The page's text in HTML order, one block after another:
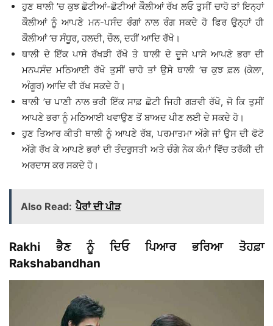
ਹੁਣ ਥਾਲੀ ’ਚ ਕੁਝ ਛੋਟੀਆਂ-ਛੋਟੀਆਂ ਕੌਲੀਆਂ ਰੱਖ ਲਓ ਤੁਸੀਂ ਚਾਹੋ ਤਾਂ ਇਨ੍ਹਾਂ
ਕੌਲੀਆਂ ਨੂੰ ਆਪਣੇ ਮਨ-ਪਸੰਦ ਰੰਗਾਂ ਨਾਲ ਰੰਗ ਸਕਦੇ ਹੋ ਫਿਰ ਉਨ੍ਹਾਂ ਹੀ
ਕੌਲੀਆਂ ’ਚ ਸੰਧੂਰ, ਹਲਦੀ, ਚੌਲ, ਦਹੀਂ ਆਦਿ ਰੱਖੋ।
ਥਾਲੀ ਦੇ ਇੱਕ ਪਾਸੇ ਰੱਖੜੀ ਰੱਖੋ ਤੇ ਥਾਲੀ ਦੇ ਦੂਜੇ ਪਾਸੇ ਆਪਣੇ ਭਰਾ ਦੀ
ਮਨਪਸੰਦ ਮਠਿਆਈ ਰੱਖੋ ਤੁਸੀਂ ਚਾਹੋ ਤਾਂ ਉਸੇ ਥਾਲੀ ’ਚ ਕੁਝ ਫ਼ਲ (ਕੇਲਾ,
ਅੰਗੂਰ) ਆਦਿ ਵੀ ਰੱਖ ਸਕਦੇ ਹੋ।
ਥਾਲੀ ’ਚ ਪਾਣੀ ਨਾਲ ਭਰੀ ਇੱਕ ਸਾਫ਼ ਛੋਟੀ ਜਿਹੀ ਗੜਵੀ ਰੱਖੋ, ਜੋ ਕਿ ਤੁਸੀਂ
ਆਪਣੇ ਭਰਾ ਨੂੰ ਮਠਿਆਈ ਖਵਾਉਣ ਤੋਂ ਬਾਅਦ ਪੀਣ ਲਈ ਦੇ ਸਕਦੇ ਹੋ।
ਹੁਣ ਤਿਆਰ ਕੀਤੀ ਥਾਲੀ ਨੂੰ ਆਪਣੇ ਰੱਬ, ਪਰਮਾਤਮਾ ਅੱਗੇ ਜਾਂ ਉਸ ਦੀ ਫੋਟੋ
ਅੱਗੇ ਰੱਖ ਕੇ ਆਪਣੇ ਭਰਾਂ ਦੀ ਤੰਦਰੁਸਤੀ ਅਤੇ ਚੰਗੇ ਨੇਕ ਕੰਮਾਂ ਵਿੱਚ ਤਰੱਕੀ ਦੀ
ਅਰਦਾਸ ਕਰ ਸਕਦੇ ਹੋ।
Also Read: ਪੈਰਾਂ ਦੀ ਪੀੜ
Rakhi ਭੈਣ ਨੂੰ ਦਿਓ ਪਿਆਰ ਭਰਿਆ ਤੋਹਫ਼ਾ
Rakshabandhan